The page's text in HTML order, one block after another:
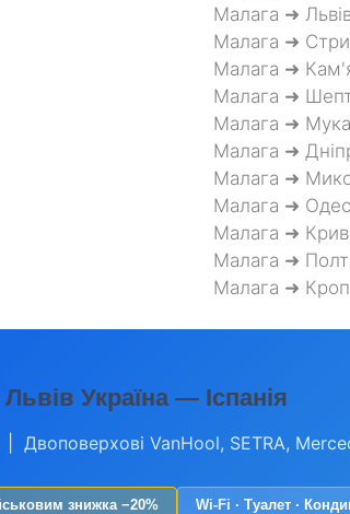
Малага ➜
Малага ➜
Малага ➜
Малага ➜
Малага ➜
Малага ➜
Малага ➜
Малага ➜
Малага ➜
Малага ➜
Малага ➜
Україна — Іспанія
Двоповерхові VanHool, SETRA,
знижка −20% Wi-Fi · Туалет ·